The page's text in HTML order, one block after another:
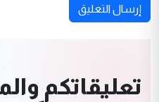
إرسال التعليق
تعليقاتكم